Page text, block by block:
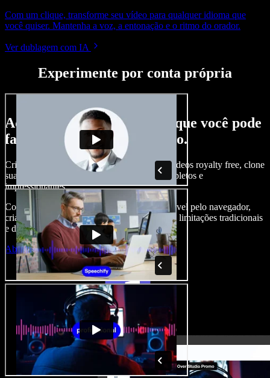
Com um clique, transforme seu vídeo para qualquer idioma que
você quiser. Mantenha a voz, a entonação e o ritmo do orador.
Ver dublagem com IA
Experimente por conta própria
Aqui vai só um gostinho do que você pode
fazer com o Speechify Studio.
Crie narrações, adicione imagens, áudios e vídeos royalty free, clone
sua voz e produza projetos audiovisuais completos e
impressionantes.
Com curva de aprendizado zero e tudo acessível pelo navegador,
criadores de conteúdo conseguem ir além das limitações tradicionais
e dar vida a todas as suas ideias.
Abrir o Studio